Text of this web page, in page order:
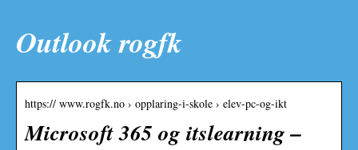
Outlook rogfk
https:// www.rogfk.no › opplaring-i-skole › elev-pc-og-ikt
Microsoft 365 og itslearning –